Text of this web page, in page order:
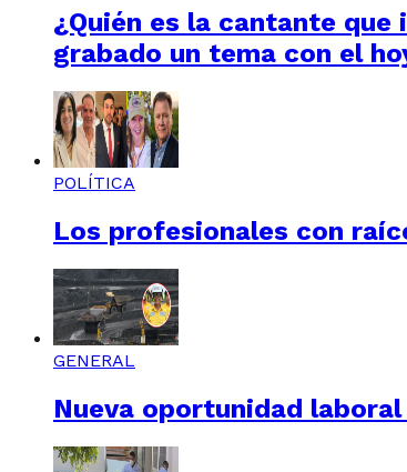
¿Quién es la cantante que
grabado un tema con el
POLÍTICA
Los profesionales con
GENERAL
Nueva oportunidad